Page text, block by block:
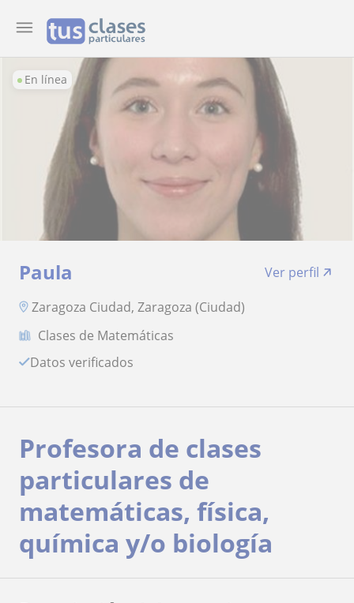
En línea
Paula
Ver perfil
Zaragoza Ciudad, Zaragoza (Ciudad)
Clases de Matemáticas
Datos verificados
Profesora de clases
particulares de
matemáticas, física,
química y/o biología